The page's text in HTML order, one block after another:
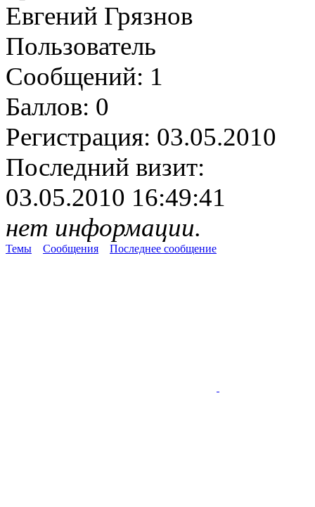
Евгений Грязнов
Пользователь
Сообщений: 1
Баллов: 0
Регистрация: 03.05.2010
Последний визит:
03.05.2010 16:49:41
нет информации.
Темы Сообщения Последнее сообщение